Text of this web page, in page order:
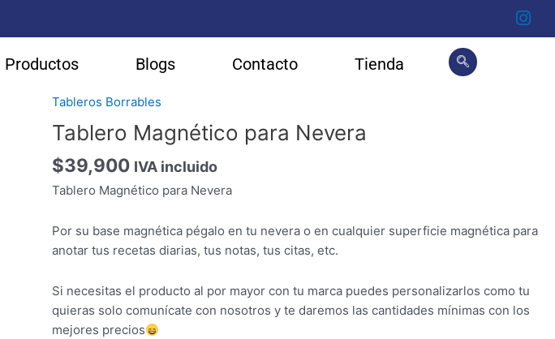
Productos Blogs Contacto Tienda
Tableros Borrables
Tablero Magnético para Nevera
$39,900 IVA incluido
Tablero Magnético para Nevera
Por su base magnética pégalo en tu nevera o en cualquier superficie magnética para
anotar tus recetas diarias, tus notas, tus citas, etc.
Si necesitas el producto al por mayor con tu marca puedes personalizarlos como tu
quieras solo comunícate con nosotros y te daremos las cantidades mínimas con los
mejores precios
Tablero
Magnético
para
Nevera
cantidad